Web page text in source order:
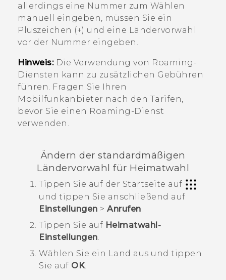
allerdings eine Nummer zum Wählen
manuell eingeben, müssen Sie ein
Pluszeichen (+) und eine Ländervorwahl
vor der Nummer eingeben.
Hinweis:Die Verwendung von Roaming-
Diensten kann zu zusätzlichen Gebühren
führen. Fragen Sie Ihren
Mobilfunkanbieter nach den Tarifen,
bevor Sie einen Roaming-Dienst
verwenden.
Ändern der standardmäßigen
Ländervorwahl für Heimatwahl
Tippen Sie auf der Startseite auf
und tippen Sie anschließend auf
Einstellungen > Anrufen.
Tippen Sie auf Heimatwahl-
Einstellungen.
Wählen Sie ein Land aus und tippen
Sie auf OK.